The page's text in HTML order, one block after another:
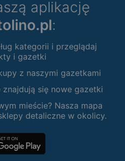
aplikację
:
kategorii i przeglądaj
i gazetki
z naszymi gazetkami
się nowe gazetki
mieście? Nasza mapa
detaliczne w okolicy.